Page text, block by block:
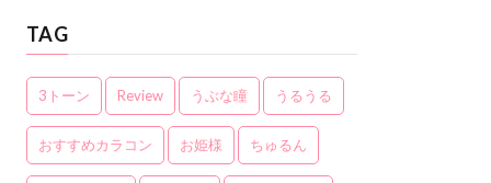
TAG
3トーン Review うぶな瞳 うるうる
おすすめカラコン お姫様 ちゅるん